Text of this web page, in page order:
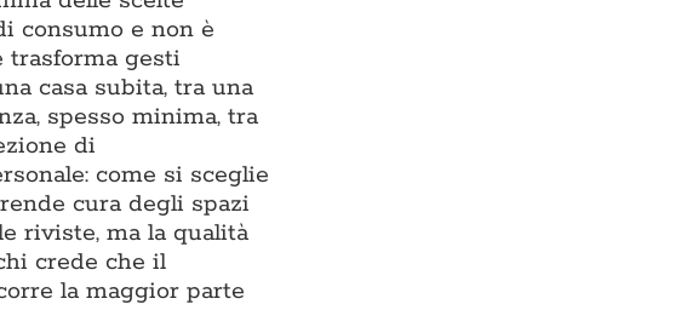
consumo e non è
trasforma gesti
casa subita, tra una
spesso minima, tra
di
come si sceglie
cura degli spazi
riviste, ma la qualità
crede che il
la maggior parte